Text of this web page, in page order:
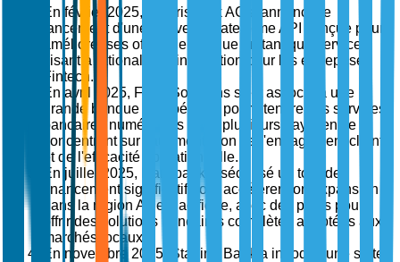
En février 2025, Solarisbank AG a annoncé le
lancement d'une nouvelle plateforme API conçue pour
améliorer ses offres de banque en tant que service,
visant à rationaliser l'intégration pour les entreprises
Fintech.
En avril 2025, Fidor Solutions s'est associé à une
grande banque européenne pour étendre ses services
bancaires numériques dans plusieurs pays, en se
concentrant sur l'augmentation de l'engagement client
et de l'efficacité opérationnelle.
En juillet 2025, Railsbank a sécurisé un tour de
financement significatif pour accélérer son expansion
dans la région Asie-Pacifique, avec des plans pour
offrir des solutions bancaires complètes adaptées aux
marchés locaux.
En novembre 2025, Starling Bank a introduit une suite